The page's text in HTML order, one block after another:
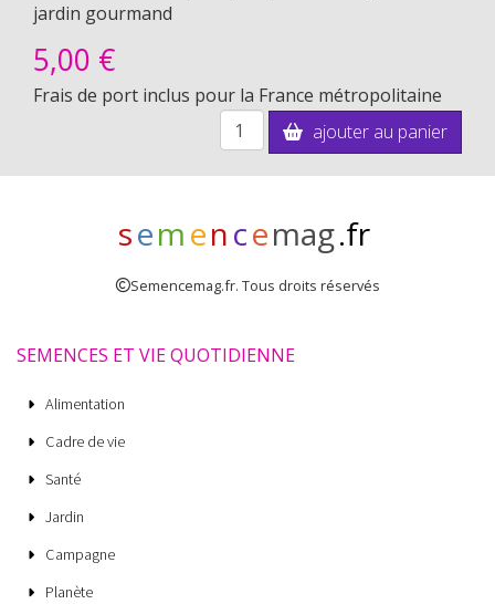
jardin gourmand
5,00 €
Frais de port inclus pour la France métropolitaine
ajouter au panier
semencemag.fr
Semencemag.fr. Tous droits réservés
SEMENCES ET VIE QUOTIDIENNE
Alimentation
Cadre de vie
Santé
Jardin
Campagne
Planète